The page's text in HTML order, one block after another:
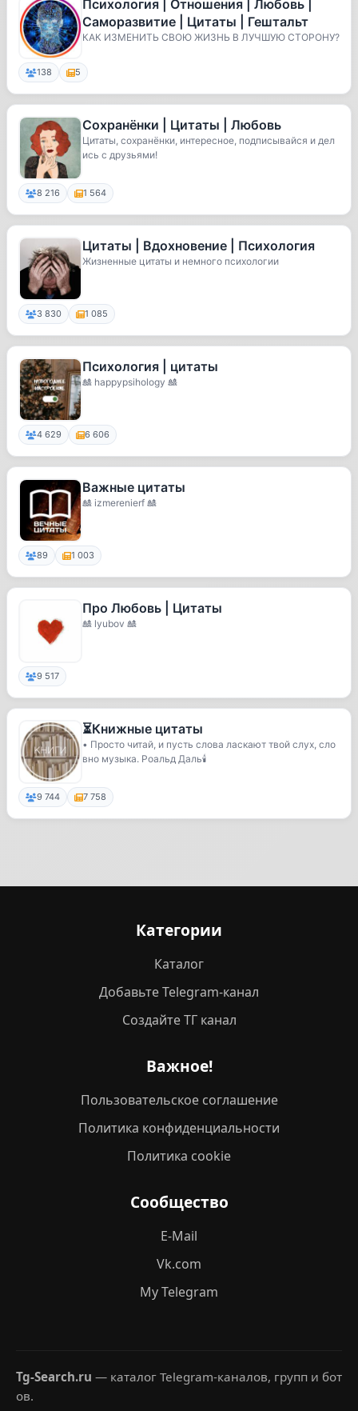
Психология | Отношения | Любовь |
Саморазвитие | Цитаты | Гештальт
КАК ИЗМЕНИТЬ СВОЮ ЖИЗНЬ В ЛУЧШУЮ СТОРОНУ?
138 5
Сохранёнки | Цитаты | Любовь
Цитаты, сохранёнки, интересное, подписывайся и дел
ись с друзьями!
8 216 1 564
Цитаты | Вдохновение | Психология
Жизненные цитаты и немного психологии
3 830 1 085
Психология | цитаты
🎎 happypsihology 🎎
4 629 6 606
Важные цитаты
🎎 izmerenierf 🎎
89 1 003
Про Любовь | Цитаты
🎎 lyubov 🎎
9 517
⏳Книжные цитаты
• Просто читай, и пусть слова ласкают твой слух, сло
вно музыка. Роальд Даль🕯
9 744 7 758
Категории
Каталог
Добавьте Telegram-канал
Создайте ТГ канал
Важное!
Пользовательское соглашение
Политика конфиденциальности
Политика cookie
Сообщество
E-Mail
Vk.com
My Telegram
Tg-Search.ru — каталог Telegram-каналов, групп и бот
ов.